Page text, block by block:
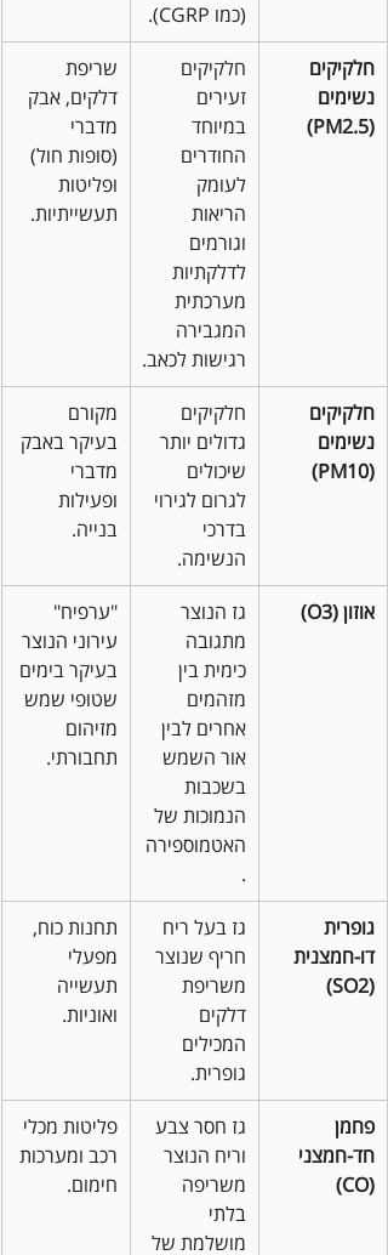
(כמו CGRP).
חלקיקים
נשימים
(PM2.5)
חלקיקים
זעירים
במיוחד
החודרים
לעומק
הריאות
וגורמים
לדלקתיות
מערכתית
המגבירה
רגישות לכאב.
שריפת
דלקים, אבק
מדברי
(סופות חול)
ופליטות
תעשייתיות.
חלקיקים
נשימים
(PM10)
חלקיקים
גדולים יותר
שיכולים
לגרום לגירוי
בדרכי
הנשימה.
מקורם
בעיקר באבק
מדברי
ופעילות
בנייה.
אוזון (O3)
גז הנוצר
מתגובה
כימית בין
מזהמים
אחרים לבין
אור השמש
בשכבות
הנמוכות של
האטמוספירה
.
"ערפיח"
עירוני הנוצר
בעיקר בימים
שטופי שמש
מזיהום
תחבורתי.
גופרית
דו-חמצנית
(SO2)
גז בעל ריח
חריף שנוצר
משריפת
דלקים
המכילים
גופרית.
תחנות כוח,
מפעלי
תעשייה
ואוניות.
פחמן
חד-חמצני
(CO)
גז חסר צבע
וריח הנוצר
משריפה
בלתי
מושלמת של
פליטות מכלי
רכב ומערכות
חימום.